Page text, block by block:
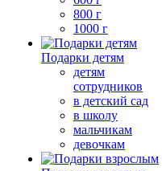
800 г
1000 г
Подарки детям
детям
сотрудников
в детский сад
в школу
мальчикам
девочкам